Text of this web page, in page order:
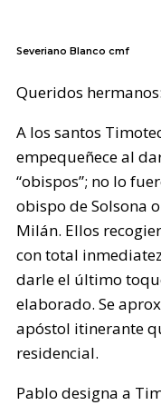
Severiano Blanco cmf
Queridos hermanos:
A los santos
empequeñece al
“obispos”; no lo
obispo de Solsona
Milán. Ellos
con total
darle el último
elaborado. Se
apóstol itinerante
residencial.
Pablo designa a